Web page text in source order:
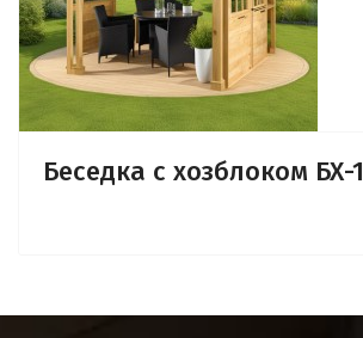
Беседка с хозблоком БХ-1